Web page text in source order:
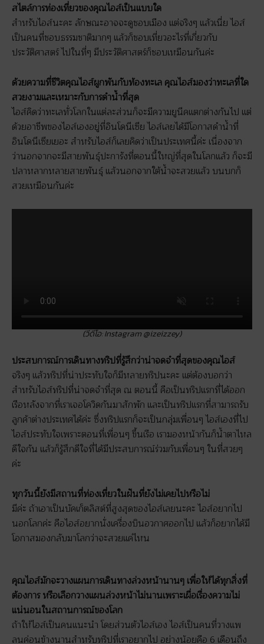
สไตล์การท่องเที่ยวของคุณไอส์เป็นแบบใด
สำหรับไอส์นะคะ ลักษณะอาจจะดูชอบเมือง แต่จริงๆ แล้วเนี่ย ไอส์
เป็นคนที่ชอบธรรมชาติมากๆ แล้วก็ชอบเที่ยวอะไรที่เกี่ยวกับ
ประวัติศาสตร์ ไปในที่ๆ มีประวัติศาสตร์ก็ชอบเหมือนกันค่ะ
ด้วยความที่ชีวิตคุณไอส์ผูกพันกับท้องทะเล คุณไอส์มองว่าทะเลที่ใด
สวยงามและเหมาะกับการดำน้ำที่สุด
ไอส์คิดว่าทะเลทั่วโลกในแต่ละส่วนก็จะมีความยูนีคแตกต่างกันไป แต่
ด้วยอาชีพของไอส์เองอยู่ที่อินโดนีเซีย ไอส์เลยได้มีโอกาสดำน้ำที่
อินโดนีเซียเยอะ สำหรับไอส์ก็เลยคิดว่าเป็นประเทศนี้ค่ะ เนื่องจาก
ว่านอกจากจะมีสายพันธุ์ปะการังที่ตอนนี้ใหญ่ที่สุดในโลกแล้ว ก็จะมี
ปลาหลากหลายสายพันธุ์ แล้วนอกจากใต้น้ำจะสวยแล้ว บนบกก็
สวยเหมือนกันค่ะ
(วีดีโอ: Instagram @izeizzey)
ประสบการณ์การเดินทางทริปที่รู้สึกว่าน่าจดจำที่สุดของคุณไอส์
จริงๆ แล้วทริปที่น่าประทับใจก็มีหลายทริปนะคะ แต่ต้องบอกว่า
สำหรับไอส์ทริปที่น่าจดจำที่สุด ณ ตอนนี้ คือเป็นทริปแรกที่ได้ออก
เรือหลังจากที่เราเจอโควิดกันมาสักพัก และเป็นทริปแรกที่สามารถรับ
ลูกค้าต่างประเทศได้ค่ะ ซึ่งทริปแรกก็จะเป็นกลุ่มเพื่อนๆ ไอส์เองที่ไป
ไอส์ประทับใจเพราะตอนที่เพื่อนๆ ขึ้นเรือ เรามองหน้ากันก็น้ำตาไหล
ดีใจกัน แล้วก็รู้สึกดีใจที่ได้มีประสบการณ์ร่วมกับเพื่อนๆ ในที่สวยๆ
ค่ะ
ทุกวันนี้ยังมีสถานที่ท่องเที่ยวในฝันที่ยังไม่เคยไปหรือไม่
มีค่ะ ถ้าเอาเป็นบัคเก็ตลิสต์ที่สูงสุดของไอส์เลยนะคะ ไอส์อยากไป
นอกโลกค่ะ คือไอส์อยากนั่งเครื่องบินอวกาศออกไป แล้วก็อยากได้มี
โอกาสมองกลับมาโลกว่าจะสวยแค่ไหน
คุณไอส์มักจะวางแผนการเดินทางล่วงหน้านานๆ เพื่อให้ได้ทุกสิ่งที่
ต้องการ หรือเลือกวางแผนล่วงหน้าไม่นานเพราะเผื่อเรื่องความไม่
แน่นอนในสถานการณ์ของโลก
ถ้าให้ไอส์เป็นคนแนะนำ โดยส่วนตัวไอส์เอง ไอส์เป็นคนที่วางแพ
ลนค่อนข้างนานสำหรับทริปที่เราอยากไป อย่างน้อยคือ 6 เดือนถึง